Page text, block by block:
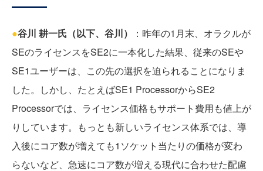
●谷川 耕一氏（以下、谷川）
：昨年の1月末、オラクルが
SEのライセンスをSE2に一本化した結果、従来のSEや
SE1ユーザーは、この先の選択を迫られることになりま
した。しかし、たとえばSE1 ProcessorからSE2
Processorでは、ライセンス価格もサポート費用も値上が
りしています。もっとも新しいライセンス体系では、導
入後にコア数が増えても1ソケット当たりの価格が変わ
らないなど、急速にコア数が増える現代に合わせた配慮